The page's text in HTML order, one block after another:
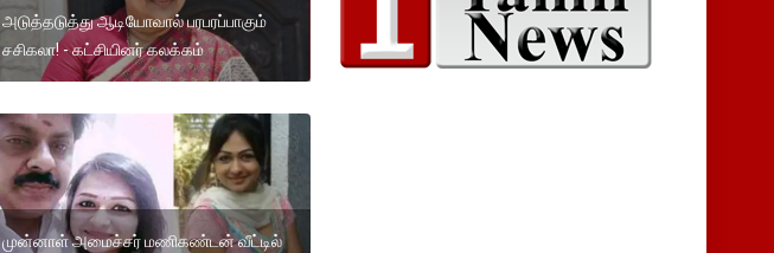
அடுத்தடுத்து ஆடியோவால் பரபரப்பாகும்
சசிகலா! - கட்சியினர் கலக்கம்
முன்னாள் அமைச்சர் மணிகண்டன் வீட்டில்